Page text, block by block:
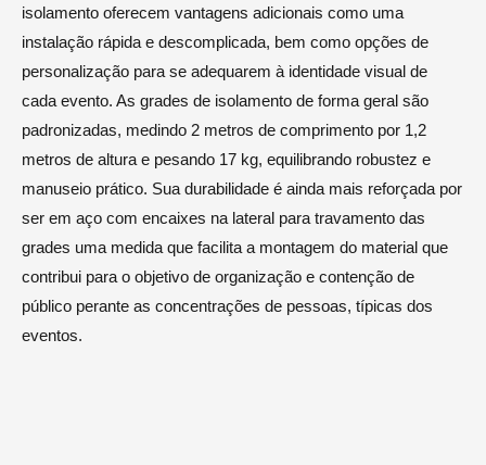
isolamento oferecem vantagens adicionais como uma
instalação rápida e descomplicada, bem como opções de
personalização para se adequarem à identidade visual de
cada evento. As grades de isolamento de forma geral são
padronizadas, medindo 2 metros de comprimento por 1,2
metros de altura e pesando 17 kg, equilibrando robustez e
manuseio prático. Sua durabilidade é ainda mais reforçada por
ser em aço com encaixes na lateral para travamento das
grades uma medida que facilita a montagem do material que
contribui para o objetivo de organização e contenção de
público perante as concentrações de pessoas, típicas dos
eventos.